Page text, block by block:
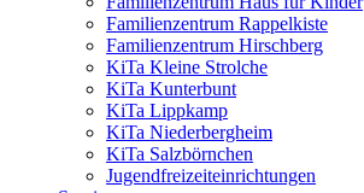
Familienzentrum Rappelkiste
Familienzentrum Hirschberg
KiTa Kleine Strolche
KiTa Kunterbunt
KiTa Lippkamp
KiTa Niederbergheim
KiTa Salzbörnchen
Jugendfreizeiteinrichtungen